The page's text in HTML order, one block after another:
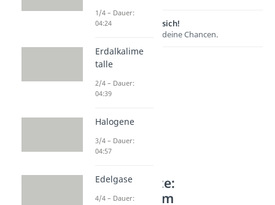
Lernen lohnt sich!
Entdecke hier deine Chancen.
Weitere Inhalte:
Periodensystem
1/4 – Dauer:
04:24
Erdalkalime
talle
2/4 – Dauer:
04:39
Halogene
3/4 – Dauer:
04:57
Edelgase
4/4 – Dauer: